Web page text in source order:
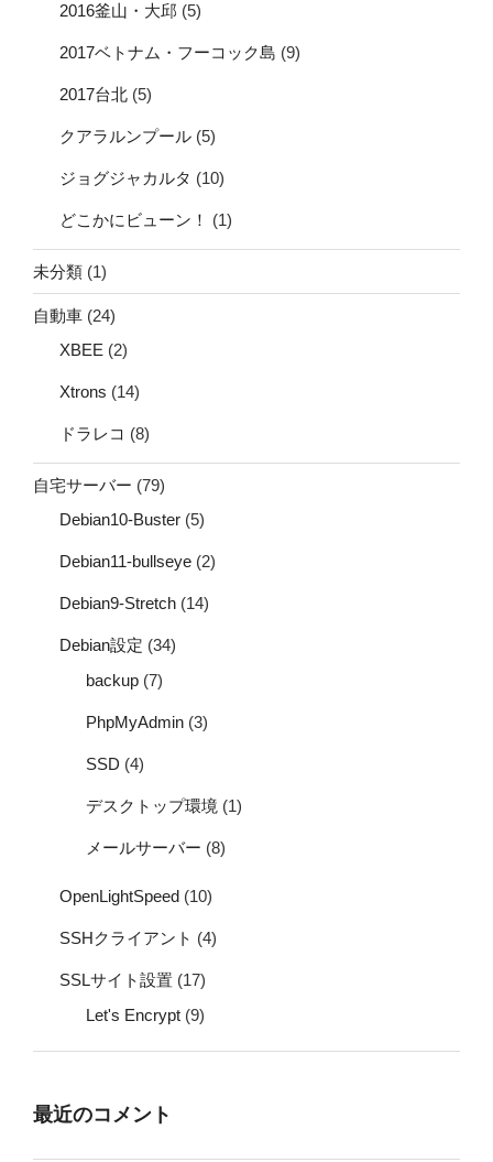
2016釜山・大邱 (5)
2017ベトナム・フーコック島 (9)
2017台北 (5)
クアラルンプール (5)
ジョグジャカルタ (10)
どこかにビューン！ (1)
未分類 (1)
自動車 (24)
XBEE (2)
Xtrons (14)
ドラレコ (8)
自宅サーバー (79)
Debian10-Buster (5)
Debian11-bullseye (2)
Debian9-Stretch (14)
Debian設定 (34)
backup (7)
PhpMyAdmin (3)
SSD (4)
デスクトップ環境 (1)
メールサーバー (8)
OpenLightSpeed (10)
SSHクライアント (4)
SSLサイト設置 (17)
Let's Encrypt (9)
最近のコメント